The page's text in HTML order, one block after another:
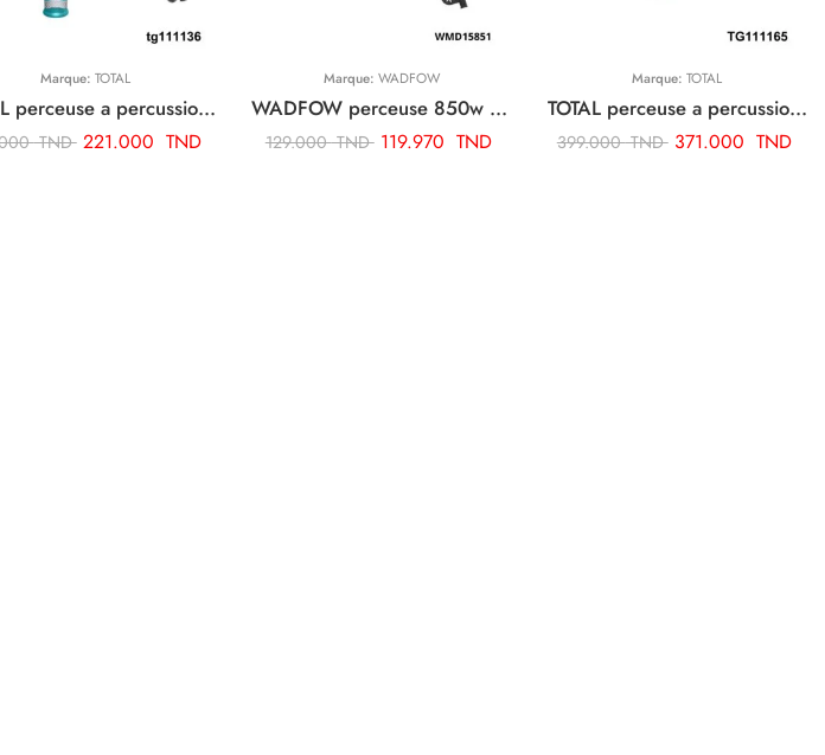
Marque:TOTAL
TOTAL perceuse a percussion 13mm-1010w TG111136
TND 221.000 TND
Marque: WADFOW
WADFOW perceuse 850w 13mm WMD15851
129.000TND 119.970 TND
Marque:TOTAL
TOTAL perceuse a percussion 16mm 1050w TG111165
399.000TND 371.000 TND